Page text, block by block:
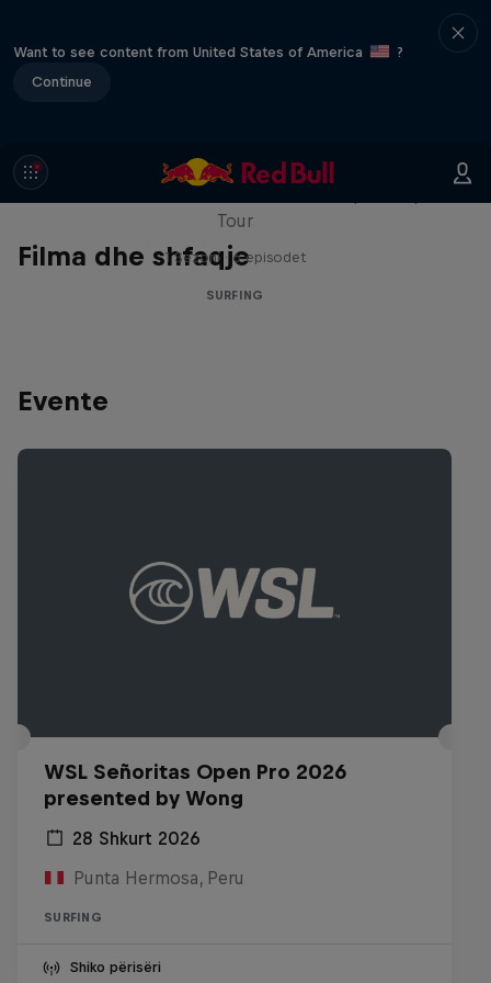
Want to see content from United States of America
?
Continue
Filma dhe shfaqje
WSL Replay
Tour
1 Sezoni · 6 episodet
SURFING
Evente
WSL Señoritas Open Pro 2026
presented by Wong
28 Shkurt 2026
Punta Hermosa, Peru
SURFING
Shiko përisëri